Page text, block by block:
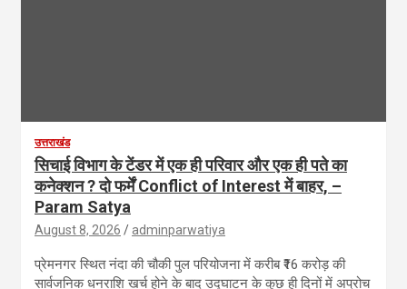
उत्तराखंड
सिचाई विभाग के टेंडर में एक ही परिवार और एक ही पते का
कनेक्शन ? दो फर्में Conflict of Interest में बाहर, –
Param Satya
August 8, 2026 adminparwatiya
प्रेमनगर स्थित नंदा की चौकी पुल परियोजना में करीब ₹16 करोड़ की
सार्वजनिक धनराशि खर्च होने के बाद उद्घाटन के कुछ ही दिनों में अप्रोच